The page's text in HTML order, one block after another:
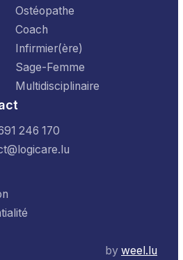
Ostéopathe
Coach
Infirmier(ère)
Sage-Femme
Multidisciplinaire
246 170
by weel.lu